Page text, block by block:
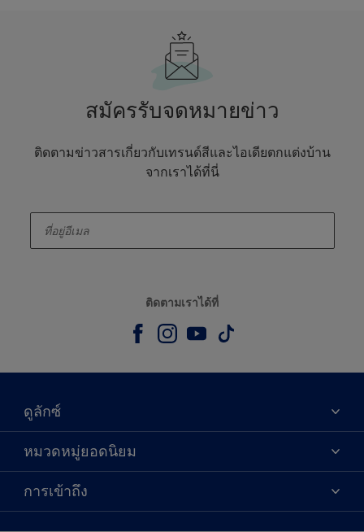
สมัครรับจดหมายข่าว
ติดตามข่าวสารเกี่ยวกับเทรนด์สีและไอเดียตกแต่งบ้าน
จากเราได้ที่นี่
ติดตามเราได้ที่
ดูลักซ์
เกี่ยวกับดูลักซ์
ติดต่อเรา
ค้นหาร้านค้า
หมวดหมู่ยอดนิยม
ผลิตภัณฑ์
การเข้าถึง